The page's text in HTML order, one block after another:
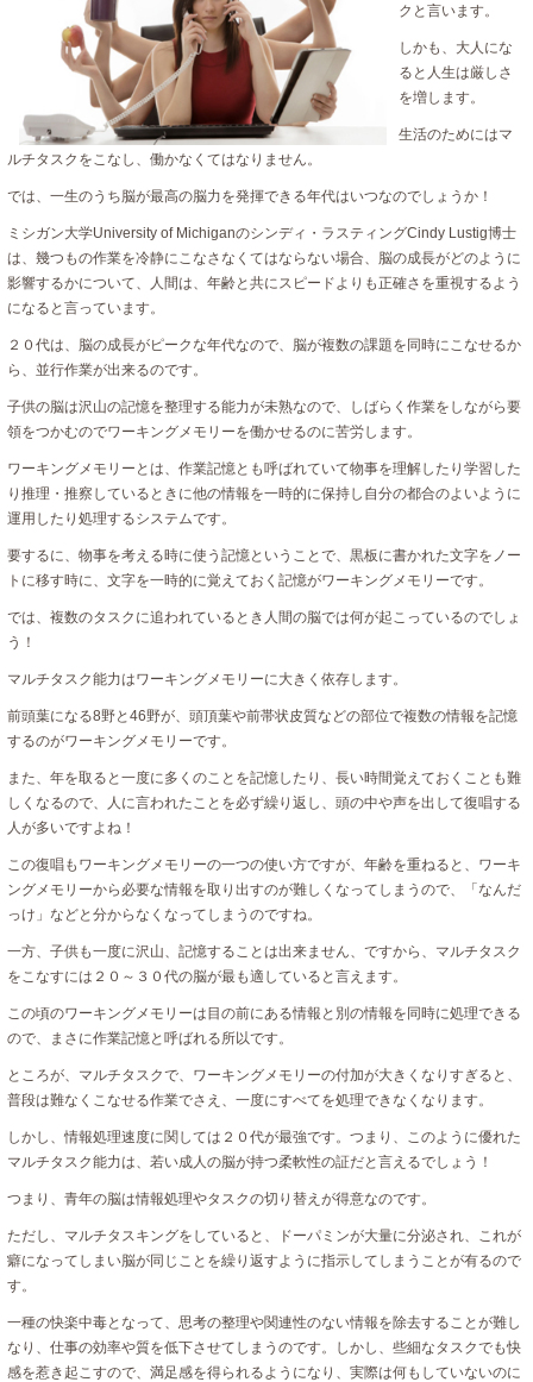
クと言います。
しかも、大人にな
ると人生は厳しさ
を増します。
生活のためにはマ
ルチタスクをこなし、働かなくてはなりません。
では、一生のうち脳が最高の脳力を発揮できる年代はいつなのでしょうか！
ミシガン大学University of Michiganのシンディ・ラスティングCindy Lustig博士
は、幾つもの作業を冷静にこなさなくてはならない場合、脳の成長がどのように
影響するかについて、人間は、年齢と共にスピードよりも正確さを重視するよう
になると言っています。
２０代は、脳の成長がピークな年代なので、脳が複数の課題を同時にこなせるか
ら、並行作業が出来るのです。
子供の脳は沢山の記憶を整理する能力が未熟なので、しばらく作業をしながら要
領をつかむのでワーキングメモリーを働かせるのに苦労します。
ワーキングメモリーとは、作業記憶とも呼ばれていて物事を理解したり学習した
り推理・推察しているときに他の情報を一時的に保持し自分の都合のよいように
運用したり処理するシステムです。
要するに、物事を考える時に使う記憶ということで、黒板に書かれた文字をノー
トに移す時に、文字を一時的に覚えておく記憶がワーキングメモリーです。
では、複数のタスクに追われているとき人間の脳では何が起こっているのでしょ
う！
マルチタスク能力はワーキングメモリーに大きく依存します。
前頭葉になる8野と46野が、頭頂葉や前帯状皮質などの部位で複数の情報を記憶
するのがワーキングメモリーです。
また、年を取ると一度に多くのことを記憶したり、長い時間覚えておくことも難
しくなるので、人に言われたことを必ず繰り返し、頭の中や声を出して復唱する
人が多いですよね！
この復唱もワーキングメモリーの一つの使い方ですが、年齢を重ねると、ワーキ
ングメモリーから必要な情報を取り出すのが難しくなってしまうので、「なんだ
っけ」などと分からなくなってしまうのですね。
一方、子供も一度に沢山、記憶することは出来ません、ですから、マルチタスク
をこなすには２０～３０代の脳が最も適していると言えます。
この頃のワーキングメモリーは目の前にある情報と別の情報を同時に処理できる
ので、まさに作業記憶と呼ばれる所以です。
ところが、マルチタスクで、ワーキングメモリーの付加が大きくなりすぎると、
普段は難なくこなせる作業でさえ、一度にすべてを処理できなくなります。
しかし、情報処理速度に関しては２０代が最強です。つまり、このように優れた
マルチタスク能力は、若い成人の脳が持つ柔軟性の証だと言えるでしょう！
つまり、青年の脳は情報処理やタスクの切り替えが得意なのです。
ただし、マルチタスキングをしていると、ドーパミンが大量に分泌され、これが
癖になってしまい脳が同じことを繰り返すように指示してしまうことが有るので
す。
一種の快楽中毒となって、思考の整理や関連性のない情報を除去することが難し
なり、仕事の効率や質を低下させてしまうのです。しかし、些細なタスクでも快
感を惹き起こすので、満足感を得られるようになり、実際は何もしていないのに